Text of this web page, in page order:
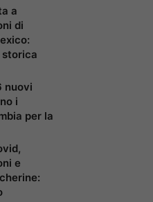
a
di
storica
nuovi
i
per la
e